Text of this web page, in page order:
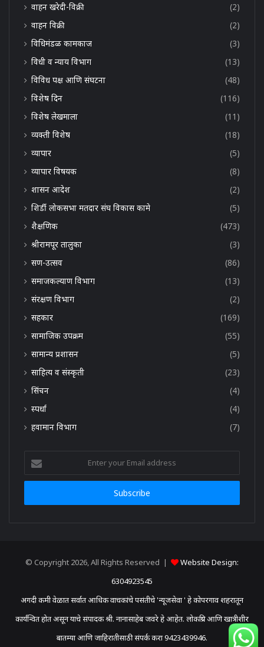
वाहन खरेदी-विक्री
(2)
वाहन विक्री
(2)
विधिमंडळ कामकाज
(3)
विधी व न्याय विभाग
(13)
विविध पक्ष आणि संघटना
(48)
विशेष दिन
(116)
विशेष लेखमाला
(11)
व्यक्ती विशेष
(18)
व्यापार
(5)
व्यापार विषयक
(8)
शासन आदेश
(2)
शिर्डी लोकसभा मतदार संघ विकास कामे
(5)
शैक्षणिक
(473)
श्रीरामपूर तालुका
(3)
सण-उत्सव
(86)
समाजकल्याण विभाग
(13)
संरक्षण विभाग
(2)
सहकार
(169)
सामाजिक उपक्रम
(55)
सामान्य प्रशासन
(5)
साहित्य व संस्कृती
(23)
सिंचन
(4)
स्पर्धा
(4)
हवामान विभाग
(7)
your
Email
© Copyright 2026, All Rights Reserved |
Website Design:
6304923545
अगदी कमी वेळात सर्वात आधिक वाचकांचे पसंतीचे 'न्यूजसेवा ' हे कोपरगाव शहरातून
कार्यन्वित होत असून याचे संपादक श्री. नानासाहेब जवरे हे आहेत. लोकप्रिय आणि खात्रीशीर
बातम्या आणि जाहिरातीसाठी संपर्क करा 9423439946.